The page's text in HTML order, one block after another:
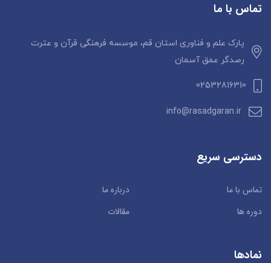
تماس با ما
پارک علم و فناوری استان قم، موسسه فرهنگی قرآن و عترت
رصدگر عمق آسمان
02532816310
info@rasadgaran.ir
دسترسی سریع
تماس با ما
درباره ما
دوره ها
مقالات
نمادها